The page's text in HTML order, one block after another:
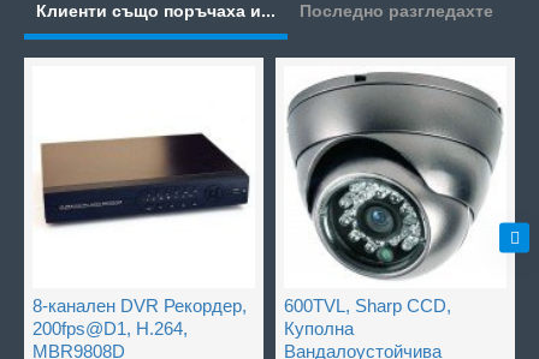
Клиенти също поръчаха и... Последно разгледахте
8-канален DVR Рекордер,
200fps@D1, H.264,
MBR9808D
600TVL, Sharp CCD,
Куполна
Вандалоустойчива